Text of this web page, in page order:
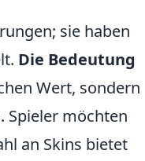
sie haben
Die Bedeutung
Wert, sondern
Spieler möchten
an Skins bietet